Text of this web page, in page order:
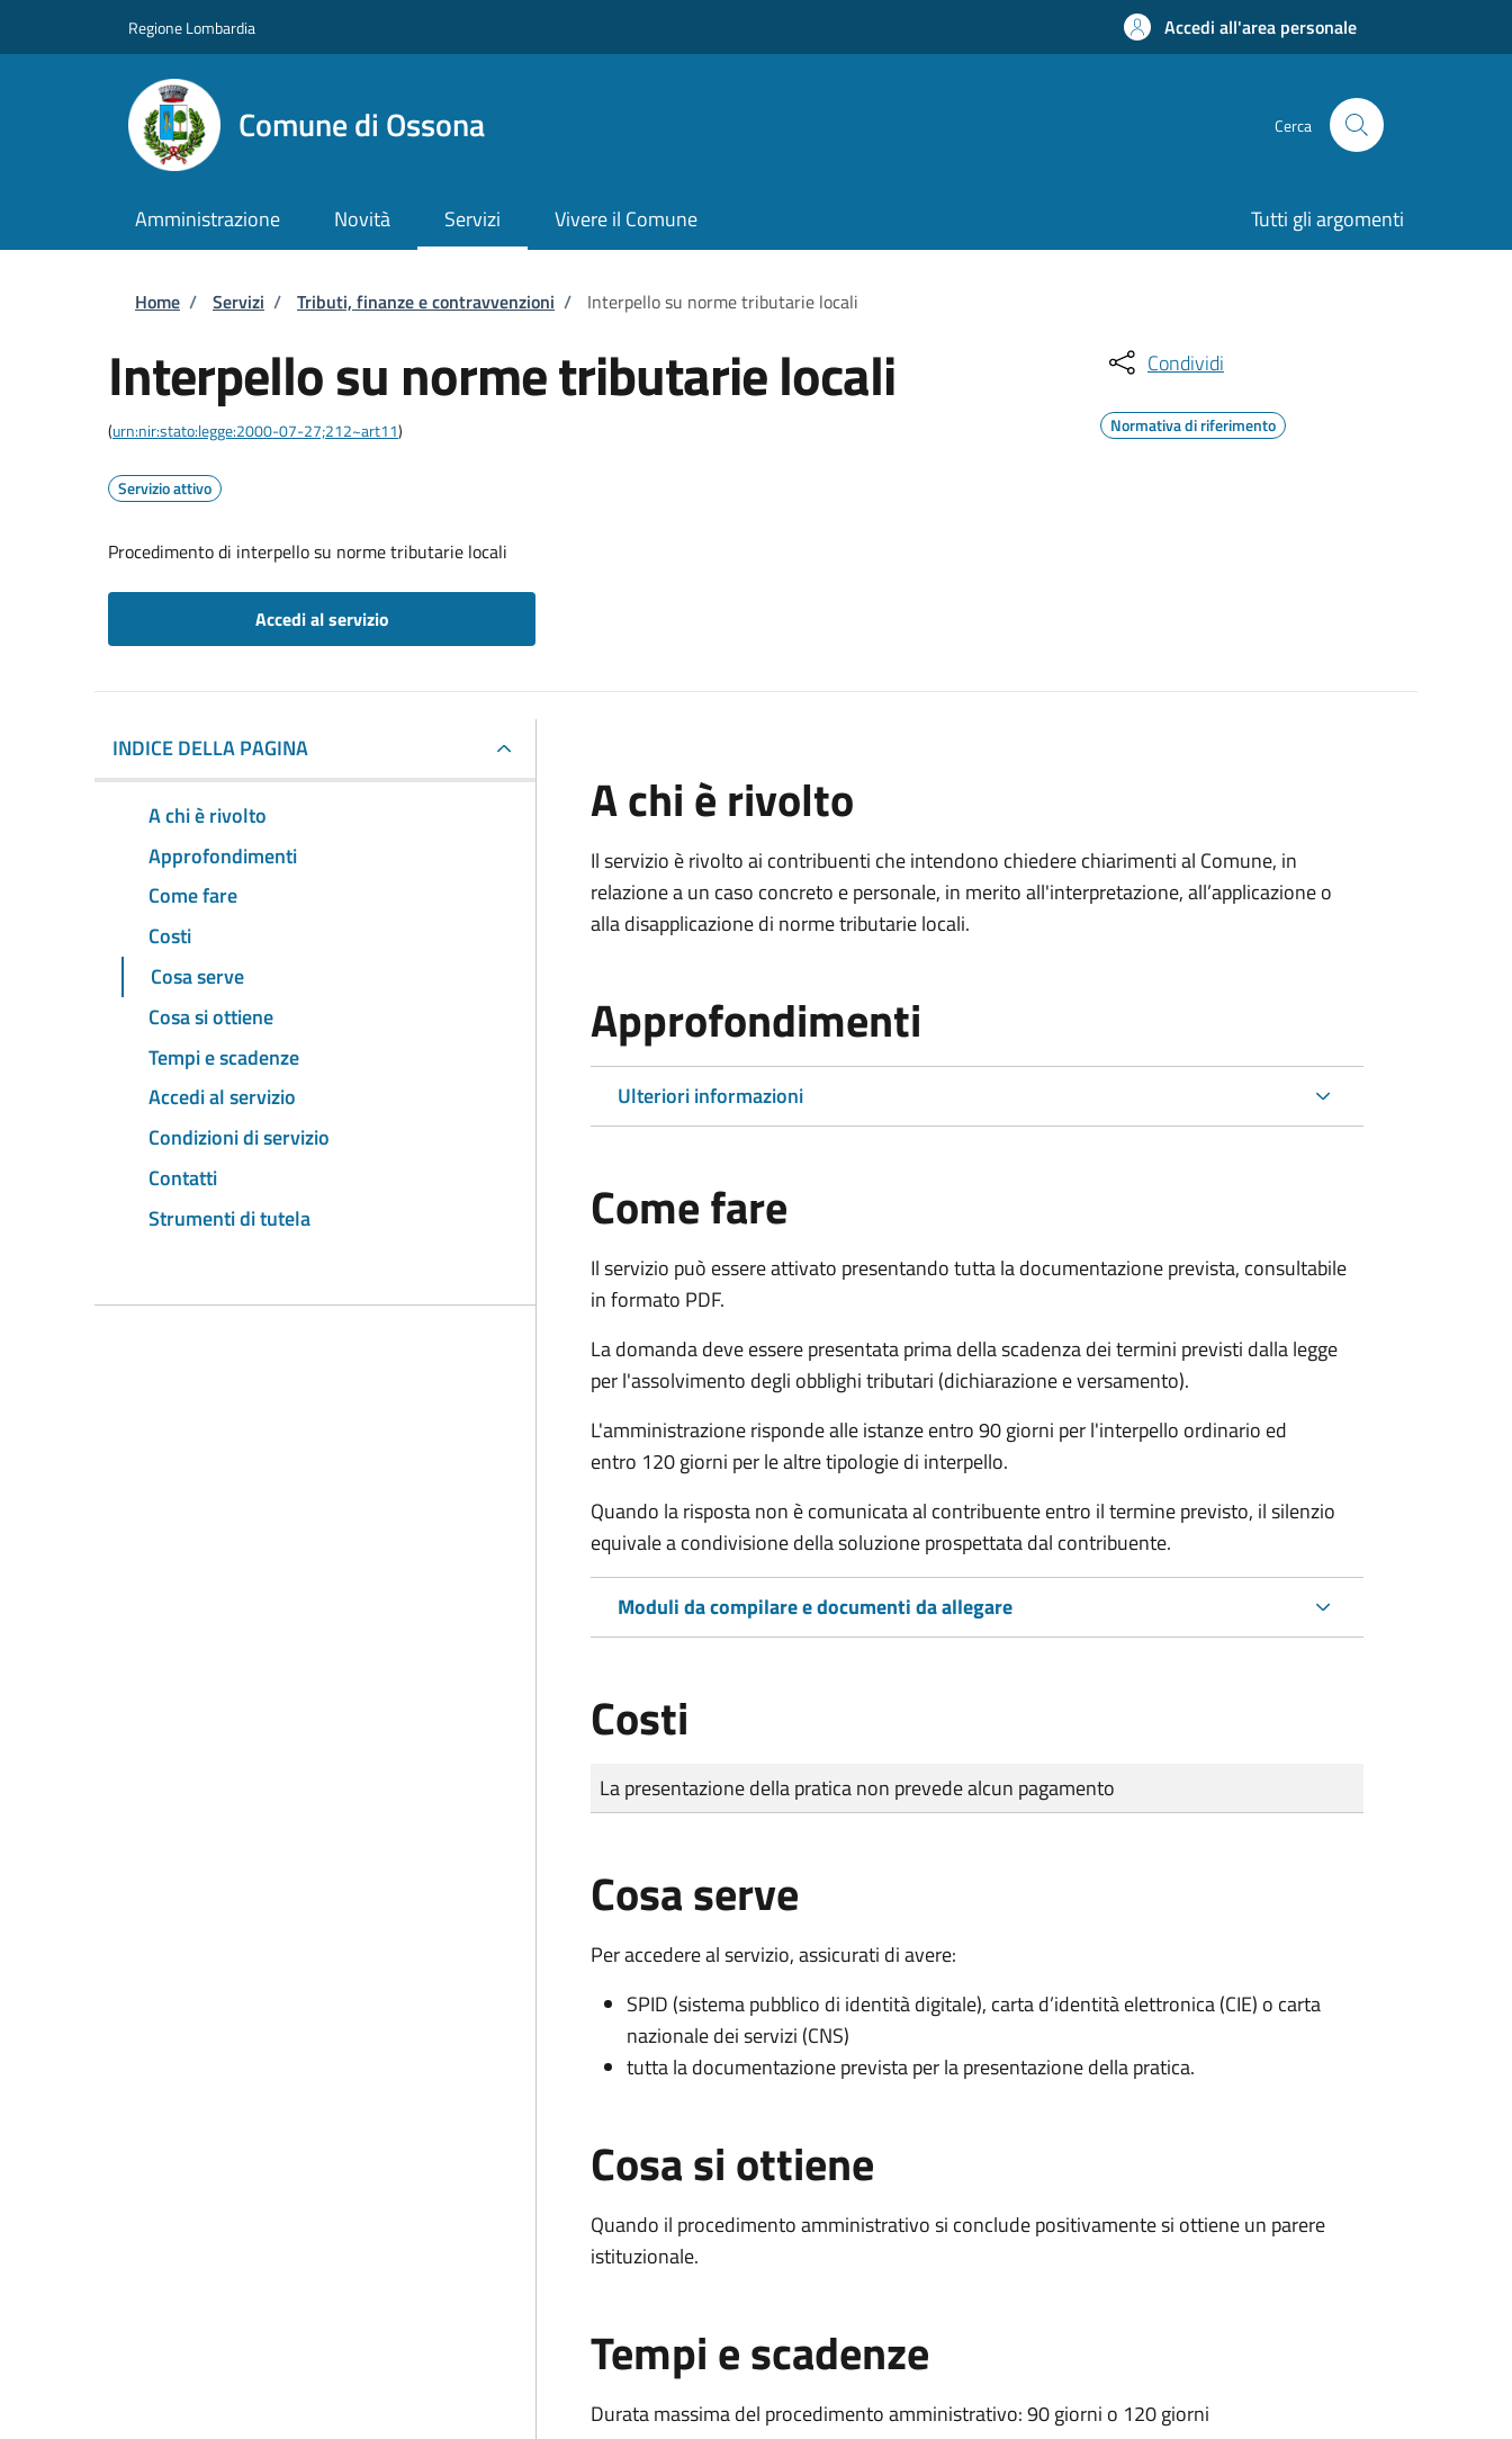
Regione Lombardia Accedi all'area personale
Comune di Ossona Cerca
Amministrazione Novità Servizi Vivere il Comune Tutti gli argomenti
Briciole di pane
Home / Servizi / Tributi, finanze e contravvenzioni / Interpello su norme tributarie locali
Interpello su norme tributarie locali
(urn:nir:stato:legge:2000-07-27;212~art11)
Servizio attivo
Procedimento di interpello su norme tributarie locali
Accedi al servizio
Condividi
Normativa di riferimento
INDICE DELLA PAGINA
A chi è rivolto
Approfondimenti
Come fare
Costi
Cosa serve
Cosa si ottiene
Tempi e scadenze
Accedi al servizio
Condizioni di servizio
Contatti
Strumenti di tutela
A chi è rivolto
Il servizio è rivolto ai contribuenti che intendono chiedere chiarimenti al Comune, in
relazione a un caso concreto e personale, in merito all'interpretazione, all’applicazione o
alla disapplicazione di norme tributarie locali.
Approfondimenti
Ulteriori informazioni
Come fare
Il servizio può essere attivato presentando tutta la documentazione prevista, consultabile
in formato PDF.
La domanda deve essere presentata prima della scadenza dei termini previsti dalla legge
per l'assolvimento degli obblighi tributari (dichiarazione e versamento).
L'amministrazione risponde alle istanze entro 90 giorni per l'interpello ordinario ed
entro 120 giorni per le altre tipologie di interpello.
Quando la risposta non è comunicata al contribuente entro il termine previsto, il silenzio
equivale a condivisione della soluzione prospettata dal contribuente.
Moduli da compilare e documenti da allegare
Costi
Tipo di pagamento
Importo
La presentazione della pratica non prevede alcun pagamento
Cosa serve
Per accedere al servizio, assicurati di avere:
SPID (sistema pubblico di identità digitale), carta d’identità elettronica (CIE) o carta
nazionale dei servizi (CNS)
tutta la documentazione prevista per la presentazione della pratica.
Cosa si ottiene
Quando il procedimento amministrativo si conclude positivamente si ottiene un parere
istituzionale.
Tempi e scadenze
Durata massima del procedimento amministrativo: 90 giorni o 120 giorni